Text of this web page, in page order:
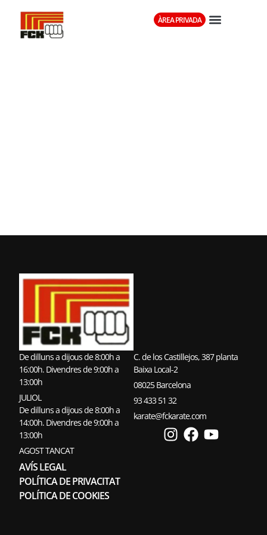
ÀREA PRIVADA
De dilluns a dijous de 8:00h a
16:00h. Divendres de 9:00h a
13:00h
JULIOL
De dilluns a dijous de 8:00h a
14:00h. Divendres de 9:00h a
13:00h
AGOST TANCAT
AVÍS LEGAL
POLÍTICA DE PRIVACITAT
POLÍTICA DE COOKIES
C. de los Castillejos, 387 planta
Baixa Local-2
08025 Barcelona
93 433 51 32
karate@fckarate.com